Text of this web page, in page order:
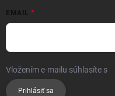
EMAIL
Vložením e-mailu súhlasíte s
Prihlásiť sa